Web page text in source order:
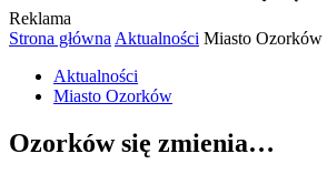
Reklama
Strona główna Aktualności Miasto Ozorków
Aktualności
Miasto Ozorków
Ozorków się zmienia…